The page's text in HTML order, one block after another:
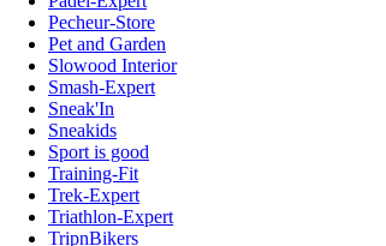
Pecheur-Store
Pet and Garden
Slowood Interior
Smash-Expert
Sneak'In
Sneakids
Sport is good
Training-Fit
Trek-Expert
Triathlon-Expert
TripnBikers